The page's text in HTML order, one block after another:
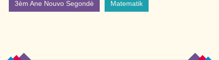
3èm Ane Nouvo Segondè Matematik